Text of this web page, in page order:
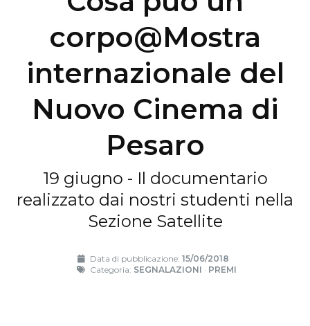
corpo@Mostra
internazionale del
Nuovo Cinema di
Pesaro
19 giugno - Il documentario
realizzato dai nostri studenti nella
Sezione Satellite
Data di pubblicazione:15/06/2018
Categoria: SEGNALAZIONI · PREMI